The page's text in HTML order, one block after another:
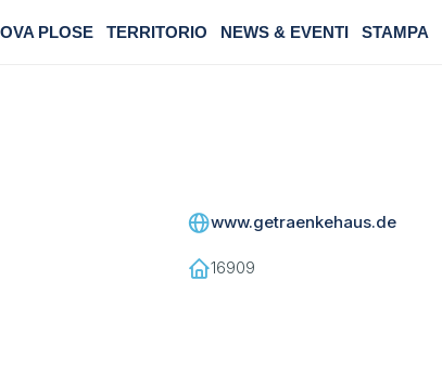
PLOSE TERRITORIO NEWS & EVENTI STAMPA
www.getraenkehaus.de
16909